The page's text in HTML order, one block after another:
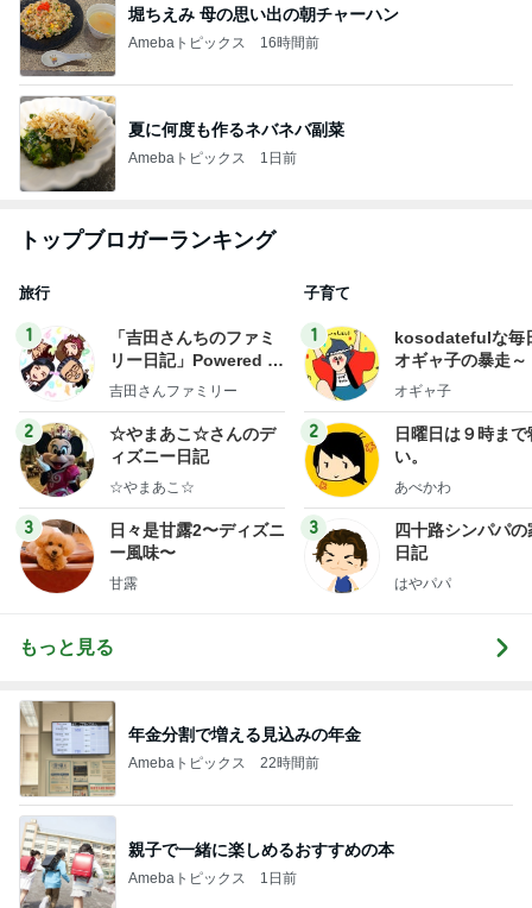
堀ちえみ 母の思い出の朝チャーハン
Amebaトピックス 16時間前
夏に何度も作るネバネバ副菜
Amebaトピックス 1日前
トップブロガーランキング
旅行
1
「吉田さんちのファミ
リー日記」Powered b
y Ameba 吉田さんファ
ログ
吉田さんファミリー
2
☆やまあこ☆さんのデ
ィズニー日記
☆やまあこ☆
3
日々是甘露2〜ディズニ
ー風味〜
甘露
子育て
1
kosodatefulな毎
オギャ子の暴走～
オギャ子
2
日曜日は９時まで
い。
あべかわ
3
四十路シンパパの
日記
はやパパ
もっと見る
年金分割で増える見込みの年金
Amebaトピックス 22時間前
親子で一緒に楽しめるおすすめの本
Amebaトピックス 1日前